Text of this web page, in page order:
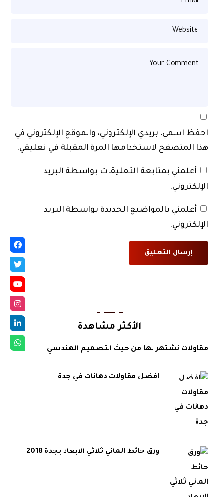
احفظ اسمي، بريدي الإلكتروني، والموقع الإلكتروني في
هذا المتصفح لاستخدامها المرة المقبلة في تعليقي.
أعلمني بمتابعة التعليقات بواسطة البريد
الإلكتروني.
أعلمني بالمواضيع الجديدة بواسطة البريد
الإلكتروني.
الأكثر مشاهدة
مقاولات نشتهر بها من حيث التصميم الهندسي
افضل مقاولات دهانات في جدة
ورق حائط الماني ثلاثي الابعاد بجدة 2018